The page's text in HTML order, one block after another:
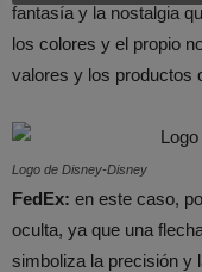
fantasía y la nostalgia
los colores y el propio
valores y los productos
Logo de Disney-Disney
FedEx: en este caso,
oculta, ya que una
simboliza la precisión y